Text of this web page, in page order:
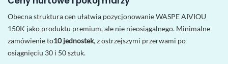
Obecna struktura cen ułatwia pozycjonowanie WASPE AIVIOU
150K jako produktu premium, ale nie nieosiągalnego. Minimalne
zamówienie to10 jednostek, z ostrzejszymi przerwami po
osiągnięciu 30 i 50 sztuk.